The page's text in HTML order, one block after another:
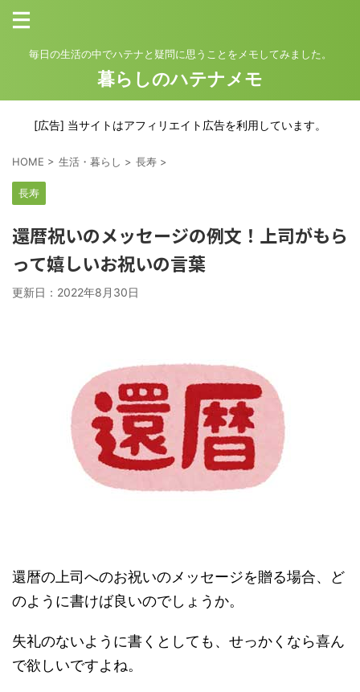
毎日の生活の中でハテナと疑問に思うことをメモしてみました。
暮らしのハテナメモ
[広告] 当サイトはアフィリエイト広告を利用しています。
HOME > 生活・暮らし > 長寿 >
長寿
還暦祝いのメッセージの例文！上司がもら
って嬉しいお祝いの言葉
更新日： 2022年8月30日
還暦の上司へのお祝いのメッセージを贈る場合、ど
のように書けば良いのでしょうか。
失礼のないように書くとしても、せっかくなら喜ん
で欲しいですよね。